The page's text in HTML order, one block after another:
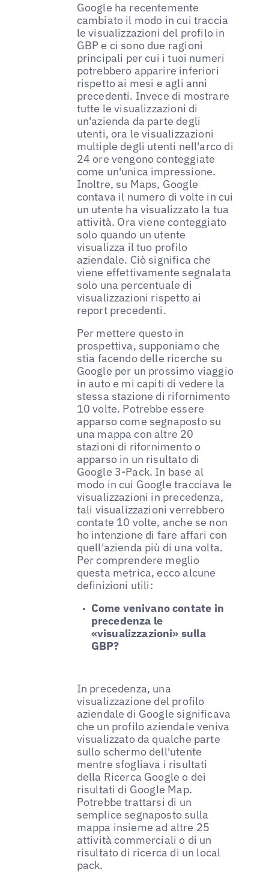
Google ha recentemente
cambiato il modo in cui traccia
le visualizzazioni del profilo in
GBP e ci sono due ragioni
principali per cui i tuoi numeri
potrebbero apparire inferiori
rispetto ai mesi e agli anni
precedenti. Invece di mostrare
tutte le visualizzazioni di
un'azienda da parte degli
utenti, ora le visualizzazioni
multiple degli utenti nell'arco di
24 ore vengono conteggiate
come un'unica impressione.
Inoltre, su Maps, Google
contava il numero di volte in cui
un utente ha visualizzato la tua
attività. Ora viene conteggiato
solo quando un utente
visualizza il tuo profilo
aziendale. Ciò significa che
viene effettivamente segnalata
solo una percentuale di
visualizzazioni rispetto ai
report precedenti.
Per mettere questo in
prospettiva, supponiamo che
stia facendo delle ricerche su
Google per un prossimo viaggio
in auto e mi capiti di vedere la
stessa stazione di rifornimento
10 volte. Potrebbe essere
apparso come segnaposto su
una mappa con altre 20
stazioni di rifornimento o
apparso in un risultato di
Google 3-Pack. In base al
modo in cui Google tracciava le
visualizzazioni in precedenza,
tali visualizzazioni verrebbero
contate 10 volte, anche se non
ho intenzione di fare affari con
quell'azienda più di una volta.
Per comprendere meglio
questa metrica, ecco alcune
definizioni utili:
Come venivano contate in
precedenza le
«visualizzazioni» sulla
GBP?
In precedenza, una
visualizzazione del profilo
aziendale di Google significava
che un profilo aziendale veniva
visualizzato da qualche parte
sullo schermo dell'utente
mentre sfogliava i risultati
della Ricerca Google o dei
risultati di Google Map.
Potrebbe trattarsi di un
semplice segnaposto sulla
mappa insieme ad altre 25
attività commerciali o di un
risultato di ricerca di un local
pack.